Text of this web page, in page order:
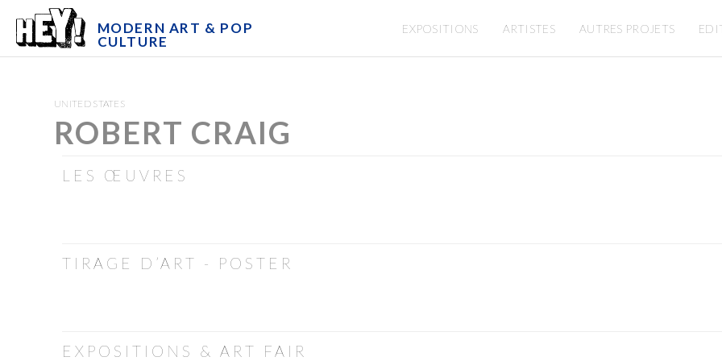
MODERN ART & POP
CULTURE
EXPOSITIONS ARTISTES AUTRES PROJETS
UNITED STATES
ROBERT CRAIG
LES ŒUVRES
TIRAGE D’ART - POSTER
EXPOSITIONS & ART FAIR